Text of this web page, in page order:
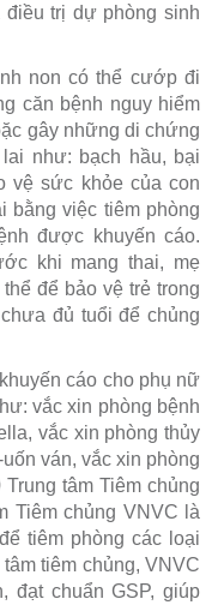
trị dự phòng sinh
non có thể cướp đi
căn bệnh nguy hiểm
gây những di chứng
như: bạch hầu, bại
vệ sức khỏe của con
bằng việc tiêm phòng
được khuyến cáo.
khi mang thai, mẹ
để bảo vệ trẻ trong
đủ tuổi để chủng
cáo cho phụ nữ
vắc xin phòng bệnh
vắc xin phòng thủy
ván, vắc xin phòng
tâm Tiêm chủng
Tiêm chủng VNVC là
tiêm phòng các loại
tiêm chủng, VNVC
đạt chuẩn GSP, giúp